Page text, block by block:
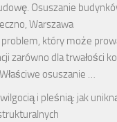
Osuszanie
Warszawa
który może
zarówno dla trwałości
osuszanie …
i pleśnią: jak